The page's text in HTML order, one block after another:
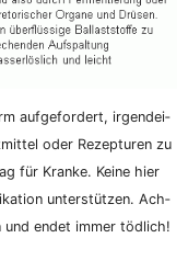
auf­ge­for­dert, irgend­ei­
oder Rezep­tu­ren zu
für Kran­ke. Kei­ne hier
unter­stüt­zen. Ach­
und endet immer töd­lich!